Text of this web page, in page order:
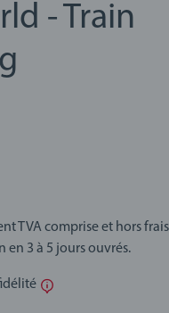
- Train
TVA comprise et hors frais
en 3 à 5 jours ouvrés.